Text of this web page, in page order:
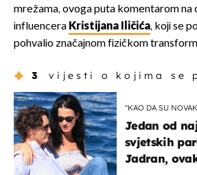
mrežama, ovoga puta komentarom na
influencera Kristijana Iličića, koji se
pohvalio značajnom fizičkom
3 vijesti o kojima se
"KAO DA SU
Jedan od
svjetskih
Jadran,